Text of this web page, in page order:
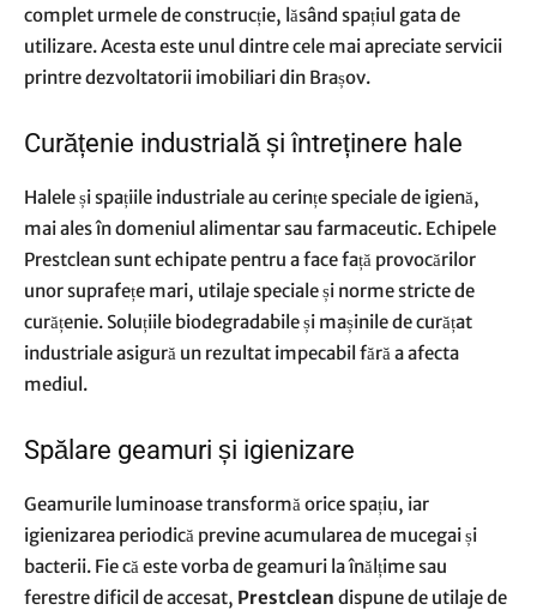
complet urmele de construcție, lăsând spațiul gata de
utilizare. Acesta este unul dintre cele mai apreciate servicii
printre dezvoltatorii imobiliari din Brașov.
Curățenie industrială și întreținere hale
Halele și spațiile industriale au cerințe speciale de igienă,
mai ales în domeniul alimentar sau farmaceutic. Echipele
Prestclean sunt echipate pentru a face față provocărilor
unor suprafețe mari, utilaje speciale și norme stricte de
curățenie. Soluțiile biodegradabile și mașinile de curățat
industriale asigură un rezultat impecabil fără a afecta
mediul.
Spălare geamuri și igienizare
Geamurile luminoase transformă orice spațiu, iar
igienizarea periodică previne acumularea de mucegai și
bacterii. Fie că este vorba de geamuri la înălțime sau
ferestre dificil de accesat, Prestclean dispune de utilaje de